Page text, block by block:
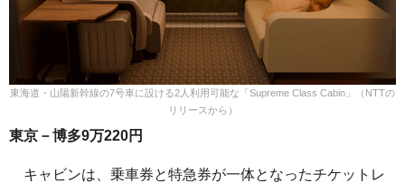
東海道・山陽新幹線の7号車に設ける2人利用可能な「Supreme Class Cabin」（NTTの
リリースから）
東京－博多9万220円
キャビンは、乗車券と特急券が一体となったチケットレ